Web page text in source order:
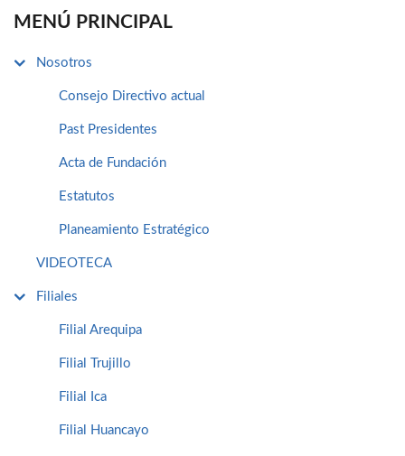
MENÚ PRINCIPAL
Nosotros
Consejo Directivo actual
Past Presidentes
Acta de Fundación
Estatutos
Planeamiento Estratégico
VIDEOTECA
Filiales
Filial Arequipa
Filial Trujillo
Filial Ica
Filial Huancayo